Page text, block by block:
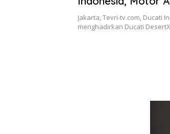
Nyaman Diajak
Jakarta, Tevri-tv.com, Ducati
menghadirkan Ducati